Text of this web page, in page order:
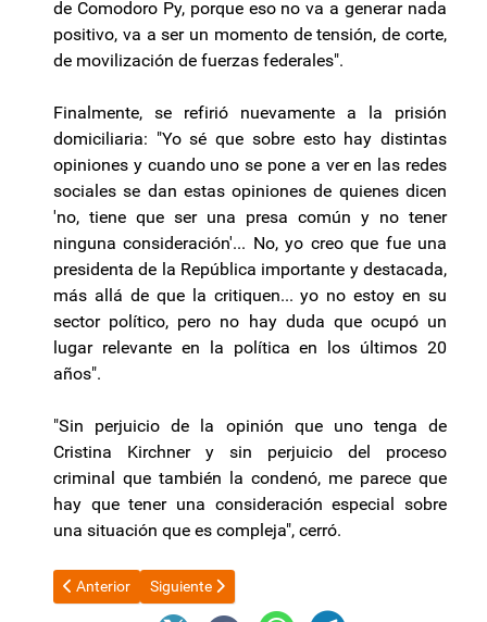
de Comodoro Py, porque eso no va a generar nada
positivo, va a ser un momento de tensión, de corte,
de movilización de fuerzas federales".
Finalmente, se refirió nuevamente a la prisión
domiciliaria: "Yo sé que sobre esto hay distintas
opiniones y cuando uno se pone a ver en las redes
sociales se dan estas opiniones de quienes dicen
'no, tiene que ser una presa común y no tener
ninguna consideración'... No, yo creo que fue una
presidenta de la República importante y destacada,
más allá de que la critiquen... yo no estoy en su
sector político, pero no hay duda que ocupó un
lugar relevante en la política en los últimos 20
años".
"Sin perjuicio de la opinión que uno tenga de
Cristina Kirchner y sin perjuicio del proceso
criminal que también la condenó, me parece que
hay que tener una consideración especial sobre
una situación que es compleja", cerró.
Artículo anterior: Inflación: aún con los aumentos de tarifas y
Anterior Artículo siguiente: Guillermo Francos volvió a
Siguiente